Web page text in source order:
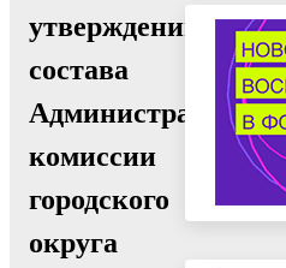
утверждении
состава
Административной
комиссии
городского
округа